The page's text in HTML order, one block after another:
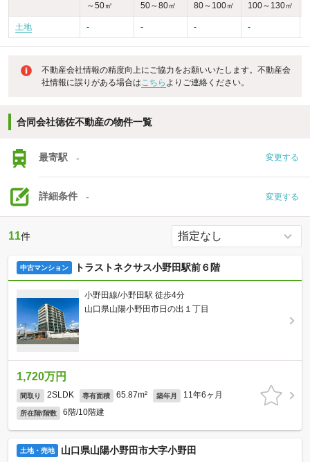
～50㎡ 50～80㎡ 80～100㎡ 100～130㎡
土地 - - - -
不動産会社情報の精度向上にご協力をお願いいたします。不動産会
社情報に誤りがある場合はこちら よりご連絡ください。
合同会社徳佐不動産の物件一覧
最寄駅 - 変更する
詳細条件 - 変更する
11件
中古マンション トラストネクサス小野田駅前６階
小野田線/小野田駅 徒歩4分
山口県山陽小野田市日の出１丁目
1,720万円
間取り 2SLDK 専有面積 65.87m² 築年月 11年6ヶ月
所在階/階数 6階/10階建
土地・売地 山口県山陽小野田市大字小野田